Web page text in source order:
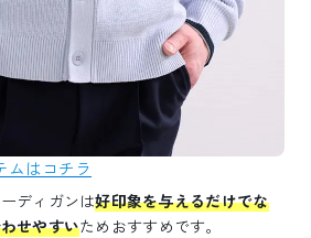
はコチラ
ディガンは好印象を与えるだけでな
せやすいためおすすめです。